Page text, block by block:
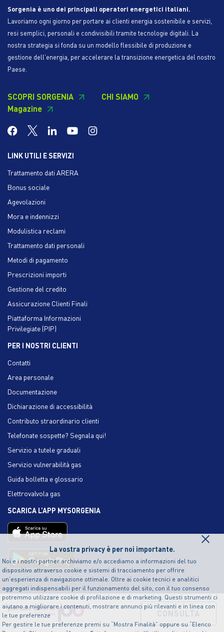
La vostra privacy è per noi importante.
Noi e i nostri partner archiviamo e/o accediamo a informazioni del tuo
dispositivo attraverso cookie e sistemi di tracciamento per offrire
un’esperienza di navigazione ottimale. Oltre ai cookie tecnici e analitici
aggregati indispensabili per il funzionamento del sito, con il tuo consenso
potremmo utilizzare cookie di profilazione e di marketing. Questi strumenti ci
aiutano a migliorare i contenuti, mostrare annunci più rilevanti e in linea con
le tue preferenze
Per gestire le tue preferenze premi su “Mostra Finalità” oppure su “Elenco
×
Sorgenia è uno dei principali operatori energetici italiani.
Lavoriamo ogni giorno per portare ai clienti energia sostenibile e servizi,
resi semplici, personali e condivisibili tramite tecnologie digitali. La
nostra strategia si fonda su un modello flessibile di produzione e
gestione dell'energia, per accelerare la transizione energetica del nostro
Paese.
SCOPRI SORGENIA
CHI SIAMO
Magazine
LINK UTILI E SERVIZI
Trattamento dati ARERA
Bonus sociale
Agevolazioni
Mora e indennizzi
Modulistica reclami
Trattamento dati personali
Metodi di pagamento
Prescrizioni importi
Gestione del credito
Assicurazione Clienti Finali
Piattaforma Informazioni
Privilegiate (PIP)
PER I NOSTRI CLIENTI
Contatti
Area personale
Documentazione
Dichiarazione di accessibilità
Contributo straordinario clienti
Telefonate sospette? Segnala qui!
Servizio a tutele graduali
Servizio vulnerabilità gas
Guida bolletta e glossario
Elettrovalvola gas
SCARICA L’APP MYSORGENIA